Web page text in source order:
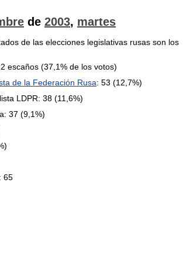
de 2003, martes
de las elecciones legislativas rusas son los
escaños (37,1% de los votos)
de la Federación Rusa: 53 (12,7%)
LDPR: 38 (11,6%)
37 (9,1%)
65